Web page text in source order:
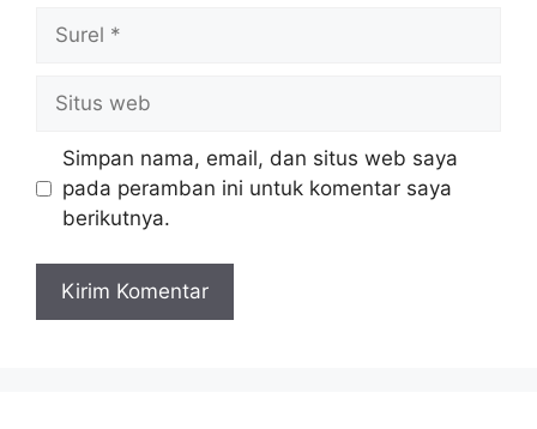
web
Simpan nama, email, dan situs web saya
pada peramban ini untuk komentar saya
berikutnya.